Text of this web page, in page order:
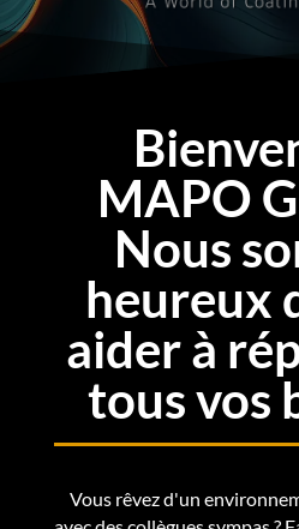
MAPO
Nous
heureux
aider à
tous vos
Vous rêvez d'un